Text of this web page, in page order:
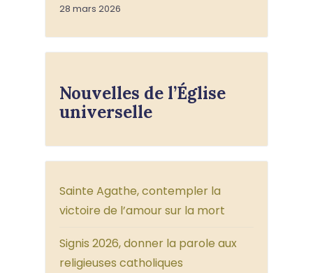
28 mars 2026
Nouvelles de l’Église
universelle
Sainte Agathe, contempler la
victoire de l’amour sur la mort
Signis 2026, donner la parole aux
religieuses catholiques